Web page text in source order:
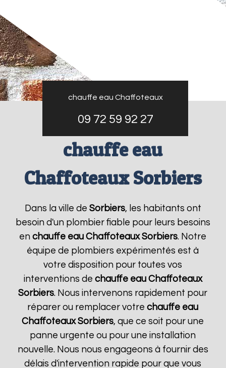
chauffe eau Chaffoteaux
09 72 59 92 27
chauffe eau
Chaffoteaux Sorbiers
Dans la ville de Sorbiers, les habitants ont
besoin d'un plombier fiable pour leurs besoins
enchauffe eau Chaffoteaux Sorbiers. Notre
équipe de plombiers expérimentés est à
votre disposition pour toutes vos
interventions de chauffe eau Chaffoteaux
Sorbiers. Nous intervenons rapidement pour
réparer ou remplacer votrechauffe eau
Chaffoteaux Sorbiers, que ce soit pour une
panne urgente ou pour une installation
nouvelle. Nous nous engageons à fournir des
délais d'intervention rapide pour que vous